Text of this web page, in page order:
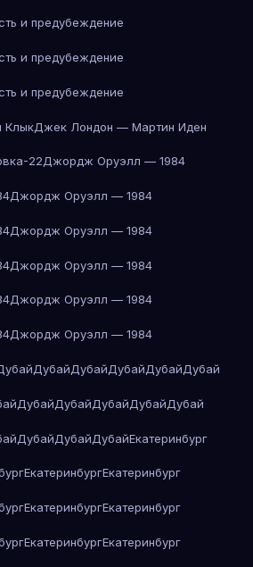
и предубеждение
и предубеждение
и предубеждение
КлыкДжек Лондон — Мартин Иден
22Джордж Оруэлл — 1984
Джордж Оруэлл — 1984
Джордж Оруэлл — 1984
Джордж Оруэлл — 1984
Джордж Оруэлл — 1984
Джордж Оруэлл — 1984
ДубайДубайДубайДубайДубай
ДубайДубайДубайДубайДубай
ДубайДубайДубайЕкатеринбург
ЕкатеринбургЕкатеринбург
ЕкатеринбургЕкатеринбург
ЕкатеринбургЕкатеринбург